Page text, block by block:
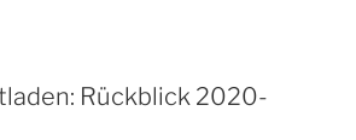
Rückblick 2020-